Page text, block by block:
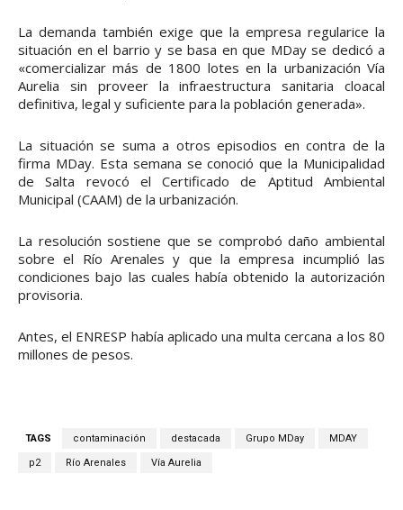
La demanda también exige que la empresa regularice la
situación en el barrio y se basa en que MDay se dedicó a
«comercializar más de 1800 lotes en la urbanización Vía
Aurelia sin proveer la infraestructura sanitaria cloacal
definitiva, legal y suficiente para la población generada».
La situación se suma a otros episodios en contra de la
firma MDay. Esta semana se conoció que la Municipalidad
de Salta revocó el Certificado de Aptitud Ambiental
Municipal (CAAM) de la urbanización.
La resolución sostiene que se comprobó daño ambiental
sobre el Río Arenales y que la empresa incumplió las
condiciones bajo las cuales había obtenido la autorización
provisoria.
Antes, el ENRESP había aplicado una multa cercana a los 80
millones de pesos.
TAGS contaminación destacada Grupo MDay MDAY
p2 Río Arenales Vía Aurelia